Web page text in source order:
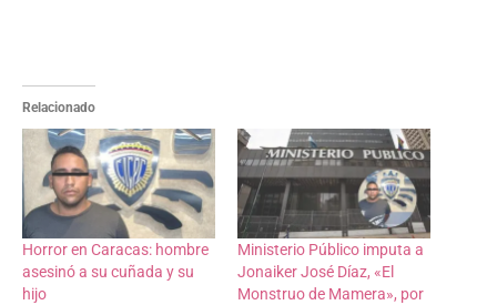
Relacionado
Horror en Caracas: hombre
asesinó a su cuñada y su
hijo
Ministerio Público imputa a
Jonaiker José Díaz, «El
Monstruo de Mamera», por